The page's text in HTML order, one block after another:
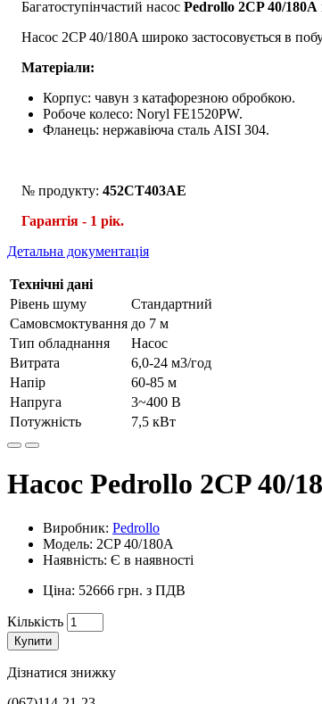
Багатоступінчастий насос Pedrollo 2CP 40/180A
Насос 2CP 40/180A широко застосовується в
Матеріали:
Корпус: чавун з катафорезною обробкою.
Робоче колесо: Noryl FE1520PW.
Фланець: нержавіюча сталь AISI 304.
№ продукту: 452CT403AE
Гарантія - 1 рік.
Детальна документація
Технічні дані
Рівень шуму
Стандартний
Самовсмоктування до 7 м
Тип обладнання
Насос
Витрата
6,0-24 м3/год
Напір
60-85 м
Напруга
3~400 В
Потужність
7,5 кВт
Насос Pedrollo 2CP 40/
Виробник: Pedrollo
Модель: 2CP 40/180A
Наявність: Є в наявності
Ціна: 52666 грн. з ПДВ
Кількість
Купити
Дізнатися знижку